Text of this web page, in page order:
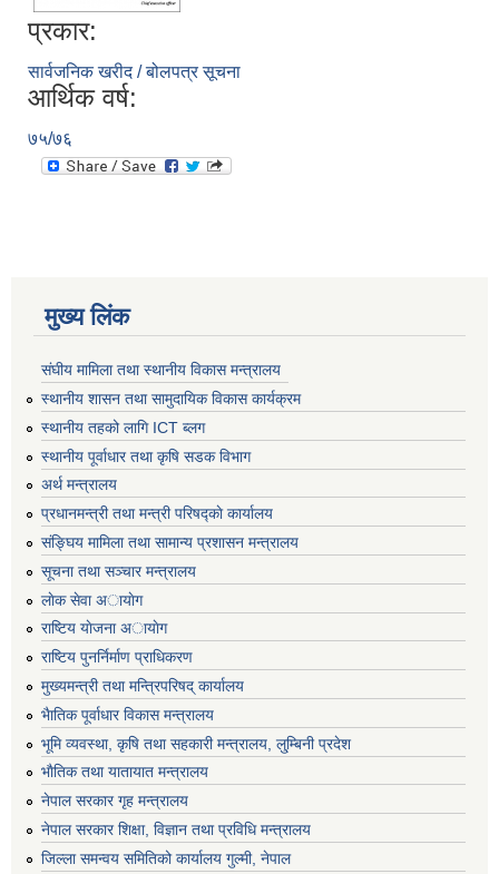
प्रकार:
सार्वजनिक खरीद / बोलपत्र सूचना
आर्थिक वर्ष:
७५/७६
मुख्य लिंक
संघीय मामिला तथा स्थानीय विकास मन्त्रालय
स्थानीय शासन तथा सामुदायिक विकास कार्यक्रम
स्थानीय तहको लागि ICT ब्लग
स्थानीय पूर्वाधार तथा कृषि सडक विभाग
अर्थ मन्त्रालय
प्रधानमन्त्री तथा मन्त्री परिषद्काे कार्यालय
संङ्घिय मामिला तथा सामान्य प्रशासन मन्त्रालय
सूचना तथा सञ्चार मन्त्रालय
लाेक सेवा अायाेग
राष्टिय याेजना अायाेग
राष्टिय पुनर्निर्माण प्राधिकरण
मुख्यमन्त्री तथा मन्त्रिपरिषद् कार्यालय
भैातिक पूर्वाधार विकास मन्त्रालय
भूमि व्यवस्था, कृषि तथा सहकारी मन्त्रालय, लु्म्बिनी प्रदेश
भाैतिक तथा यातायात मन्त्रालय
नेपाल सरकार गृह मन्त्रालय
नेपाल सरकार शिक्षा, विज्ञान तथा प्रविधि मन्त्रालय
जिल्ला समन्वय समितिको कार्यालय गुल्मी, नेपाल